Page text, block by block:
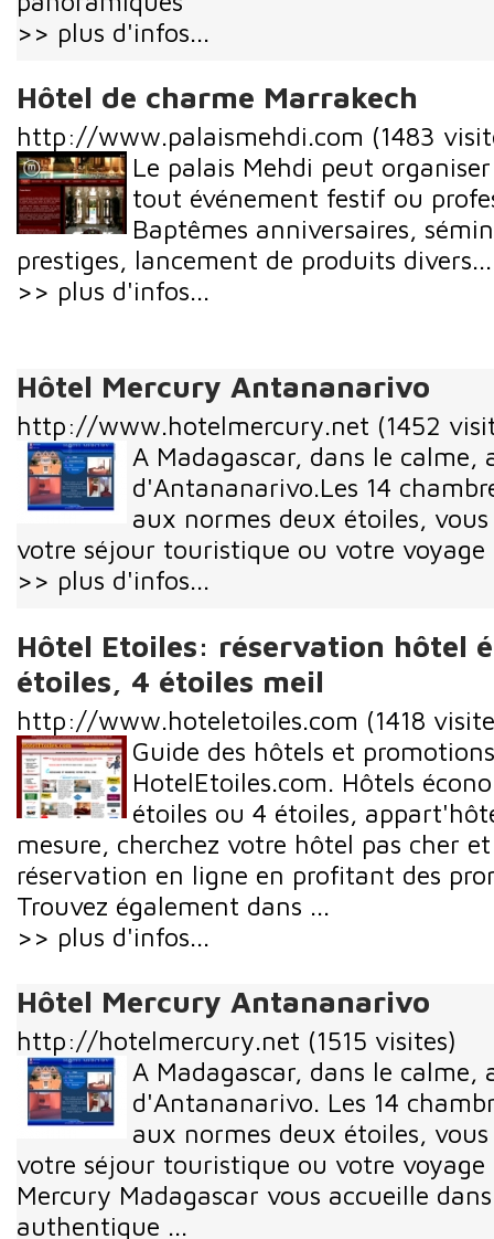
>> plus d'infos...
Hôtel de charme Marrakech
http://www.palaismehdi.com (1483
Le palais Mehdi peut
tout événement festif ou
Baptêmes anniversaires,
prestiges, lancement de produits
>> plus d'infos...
Hôtel Mercury Antananarivo
http://www.hotelmercury.net (1452
A Madagascar, dans le calme,
d'Antananarivo.Les 14
aux normes deux étoiles,
votre séjour touristique ou votre
>> plus d'infos...
Hôtel Etoiles: réservation hôtel
étoiles, 4 étoiles meil
http://www.hoteletoiles.com (1418
Guide des hôtels et
HotelEtoiles.com. Hôtels
étoiles ou 4 étoiles,
mesure, cherchez votre hôtel pas cher
réservation en ligne en profitant des
Trouvez également dans ...
>> plus d'infos...
Hôtel Mercury Antananarivo
http://hotelmercury.net (1515 visites)
A Madagascar, dans le calme,
d'Antananarivo. Les 14
aux normes deux étoiles,
votre séjour touristique ou votre
Mercury Madagascar vous accueille
authentique ...